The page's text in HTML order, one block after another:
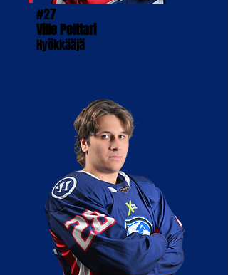
#27
Ville Pelttari
Hyökkääjä